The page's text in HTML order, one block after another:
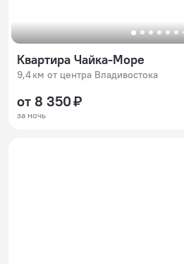
Квартира Чайка-Море
9,4 км от центра Владивостока
от 8 350 ₽
за ночь